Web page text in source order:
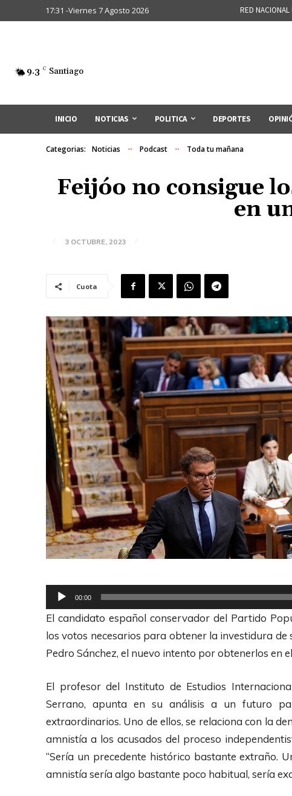
17:31 -Viernes 7 Agosto 2026 RED NACIONAL
9.3 C Santiago
INICIO NOTICIAS POLITICA DEPORTES
Categorias: Noticias Podcast Toda tu mañana
Feijóo no consigue
en
3 OCTUBRE, 2023
Cuota
e
d
u
o
00:00
El candidato español conservador del Partido
los votos necesarios para obtener la investidura
Pedro Sánchez, el nuevo intento por obtenerlos en
El profesor del Instituto de Estudios
Serrano, apunta en su análisis a un futuro
extraordinarios. Uno de ellos, se relaciona con la
amnistía a los acusados del proceso
“Sería un precedente histórico bastante extraño.
amnistía sería algo bastante poco habitual, sería